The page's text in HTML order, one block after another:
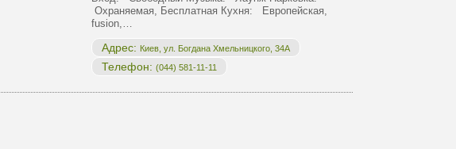
Охраняемая, Бесплатная Кухня: Европейская,
fusion,…
Адрес: Киев, ул. Богдана Хмельницкого, 34А
Телефон: (044) 581-11-11